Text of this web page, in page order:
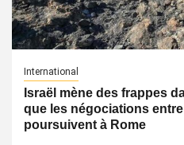
International
Israël mène des frappes
que les négociations
poursuivent à Rome